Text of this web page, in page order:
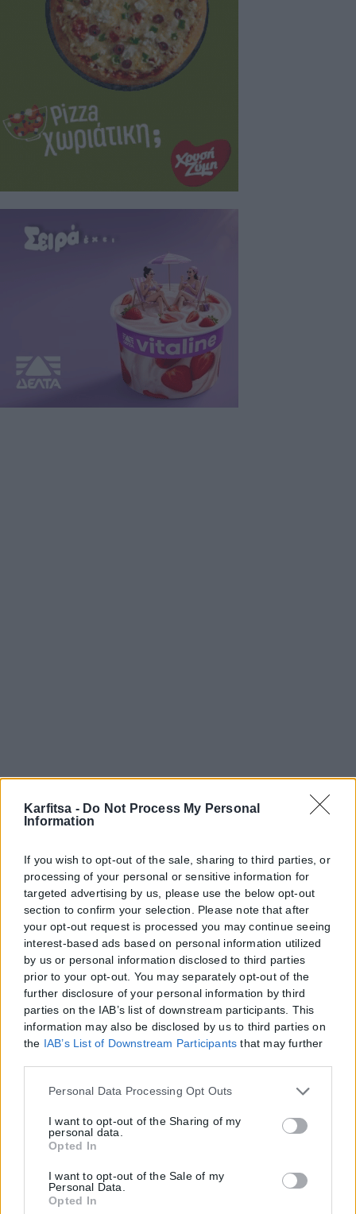
Karfitsa - Do Not Process My Personal
Information
If you wish to opt-out of the sale, sharing to third parties, or
processing of your personal or sensitive information for
targeted advertising by us, please use the below opt-out
section to confirm your selection. Please note that after
your opt-out request is processed you may continue seeing
interest-based ads based on personal information utilized
by us or personal information disclosed to third parties
prior to your opt-out. You may separately opt-out of the
further disclosure of your personal information by third
parties on the IAB’s list of downstream participants. This
information may also be disclosed by us to third parties on
the IAB’s List of Downstream Participants that may further
Please note that this website/app uses one or more Google
but not limited to your visit or usage behaviour. You may
click to grant or deny consent to Google and its third-party
tags to use your data for below specified purposes in below
Google consent section.
Personal Data Processing Opt Outs
I want to opt-out of the Sharing of my
personal data.
Opted In
I want to opt-out of the Sale of my
Personal Data.
Opted In
Η εταιρεία με την επωνυμία “POLITICAL MEDIA GROUP A.E.” και κατ’
επέκταση η ιστοσελίδα που κατέχει αυτή “www.karfitsa.gr”
συμμορφώνονται με τη Σύσταση (ΕΕ) 2018/334 της Επιτροπής της
1ης Μαρτίου 2018 σχετικά με τα μέτρα για την αποτελεσματική
αντιμετώπιση του παράνομου περιεχομένου στο διαδίκτυο (L 63).
Μοναδικός αριθμός Μ.Η.Τ. 262048
ΤΑ ΠΡΩΤΟΣΕΛΙΔΑ ΣΗΜΕΡΑ